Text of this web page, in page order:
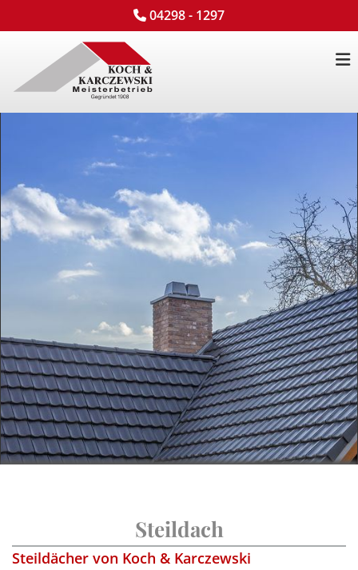
 04298 - 1297
Steildach
Steildächer von Koch & Karczewski